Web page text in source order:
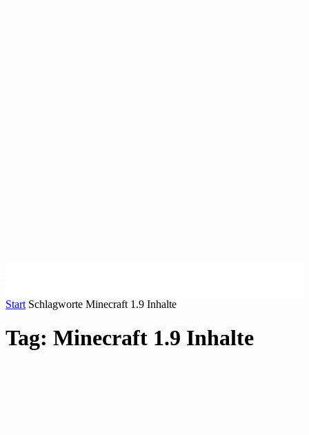
Start Schlagworte Minecraft 1.9 Inhalte
Tag: Minecraft 1.9 Inhalte